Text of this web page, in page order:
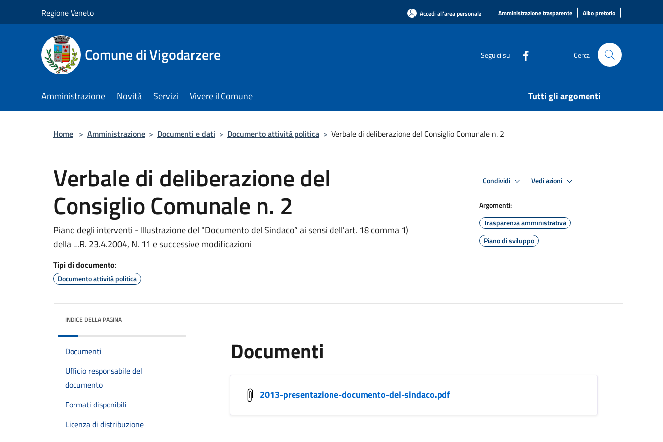
Regione Veneto Accedi all'area personale Amministrazione trasparente | Albo pretorio |
Comune di Vigodarzere Seguici su Cerca
Amministrazione Novità Servizi Vivere il Comune Tutti gli argomenti
Home > Amministrazione > Documenti e dati > Documento attività politica > Verbale di deliberazione del Consiglio Comunale n. 2
Verbale di deliberazione del
Consiglio Comunale n. 2
Piano degli interventi - Illustrazione del "Documento del Sindaco” ai sensi dell'art. 18 comma 1)
della L.R. 23.4.2004, N. 11 e successive modificazioni
Tipi di documento:
Documento attività politica
Condividi Vedi azioni
Argomenti:
Trasparenza amministrativa
Piano di sviluppo
INDICE DELLA PAGINA
Documenti
Ufficio responsabile del
documento
Formati disponibili
Licenza di distribuzione
Documenti
2013-presentazione-documento-del-sindaco.pdf